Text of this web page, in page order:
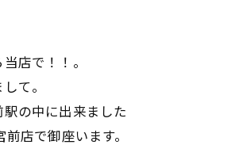
店で！！。
て。
の中に出来ました
店で御座います。